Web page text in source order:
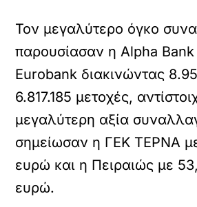
Τον μεγαλύτερο όγκο
παρουσίασαν η Alpha Bank
Eurobank διακινώντας
6.817.185 μετοχές,
μεγαλύτερη αξία
σημείωσαν η ΓΕΚ ΤΕΡΝΑ
ευρώ και η Πειραιώς με
ευρώ.